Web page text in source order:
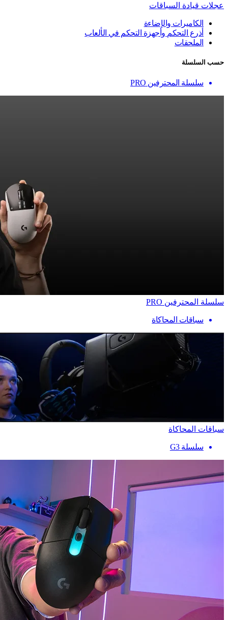
عجلات قيادة السباقات
الكاميرات والإضاءة
أذرع التحكم وأجهزة التحكم في الألعاب
الملحقات
حسب السلسلة
سلسلة المحترفين PRO
سلسلة المحترفين PRO
سباقات المحاكاة
سباقات المحاكاة
سلسلة G3